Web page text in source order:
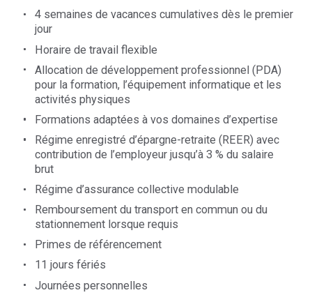
4 semaines de vacances cumulatives dès le premier
jour
Horaire de travail flexible
Allocation de développement professionnel (PDA)
pour la formation, l’équipement informatique et les
activités physiques
Formations adaptées à vos domaines d’expertise
Régime enregistré d’épargne-retraite (REER) avec
contribution de l’employeur jusqu’à 3 % du salaire
brut
Régime d’assurance collective modulable
Remboursement du transport en commun ou du
stationnement lorsque requis
Primes de référencement
1 1 jours fériés
Journées personnelles